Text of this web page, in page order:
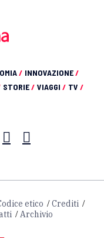
/ INNOVAZIONE/
STORIE/ VIAGGI / TV /
etico
Crediti
Archivio